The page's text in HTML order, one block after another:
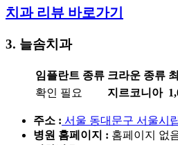
치과 리뷰 바로가기
3. 늘솜치과
임플란트 종류 크라운 종류
확인 필요
지르코니아
주소 : 서울 동대문구 서울시
병원 홈페이지 : 홈페이지 없